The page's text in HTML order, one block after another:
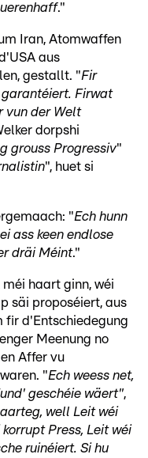
."
Iran, Atomwaffen
aus
gestallt. "Fir
garantéiert. Firwat
vun der Welt
dorpshi
grouss Progressiv"
", huet si
"Ech hunn
ass keen endlose
dräi Méint."
méi haart ginn, wéi
säi proposéiert, aus
fir d'Entschiedegung
Meenung no
Affer vu
"Ech weess net,
geschéie wäert",
well Leit wéi
Press, Leit wéi
ruinéiert. Si hu